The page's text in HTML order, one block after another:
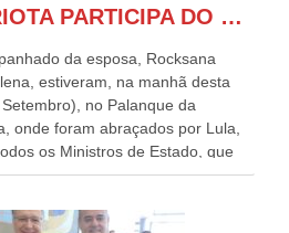
GONZAGA PATRIOTA PARTICIPA DO DESFILE DA INDEPENDÊNCIA NO PALANQUE DA PRESIDÊNCIA DA REPÚBLICA E É ABRAÇADO POR LULA E POR GERALDO ALCKMIN.
da esposa, Rocksana
estiveram, na manhã desta
no Palanque da
onde foram abraçados por Lula,
os Ministros de Estado, que
da Independência da
dos Ministérios, disse ter sido